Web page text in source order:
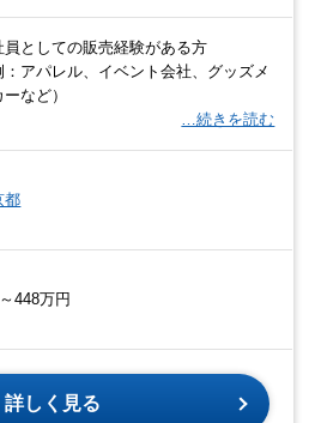
員としての販売経験がある方
：アパレル、イベント会社、グッズメ
など）
…続きを読む
都
448万円
詳しく見る